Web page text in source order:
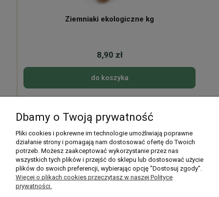
Ziemniaki ekologiczne kg
8,90 zł
do koszyka
Moje konto
Płatności i dostawa
Dbamy o Twoją prywatność
Pliki cookies i pokrewne im technologie umożliwiają poprawne
działanie strony i pomagają nam dostosować ofertę do Twoich
potrzeb. Możesz zaakceptować wykorzystanie przez nas
wszystkich tych plików i przejść do sklepu lub dostosować użycie
plików do swoich preferencji, wybierając opcję "Dostosuj zgody".
Więcej o plikach cookies przeczytasz w naszej Polityce
prywatności.